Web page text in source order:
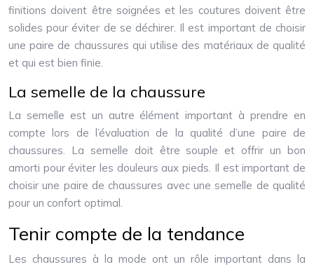
finitions doivent être soignées et les coutures doivent être
solides pour éviter de se déchirer. Il est important de choisir
une paire de chaussures qui utilise des matériaux de qualité
et qui est bien finie.
La semelle de la chaussure
La semelle est un autre élément important à prendre en
compte lors de l’évaluation de la qualité d’une paire de
chaussures. La semelle doit être souple et offrir un bon
amorti pour éviter les douleurs aux pieds. Il est important de
choisir une paire de chaussures avec une semelle de qualité
pour un confort optimal.
Tenir compte de la tendance
Les chaussures à la mode ont un rôle important dans la